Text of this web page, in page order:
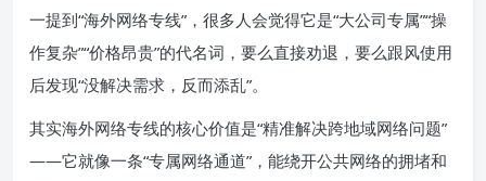
一提到“海外网络专线”，很多人会觉得它是“大公司专属”“操
作复杂”“价格昂贵”的代名词，要么直接劝退，要么跟风使用
后发现“没解决需求，反而添乱”。
其实海外网络专线的核心价值是“精准解决跨地域网络问题”
——它就像一条“专属网络通道”，能绕开公共网络的拥堵和